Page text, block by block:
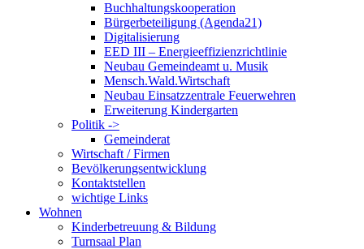
Buchhaltungskooperation
Bürgerbeteiligung (Agenda21)
Digitalisierung
EED III – Energieeffizienzrichtlinie
Neubau Gemeindeamt u. Musik
Mensch.Wald.Wirtschaft
Neubau Einsatzzentrale Feuerwehren
Erweiterung Kindergarten
Politik ->
Gemeinderat
Wirtschaft / Firmen
Bevölkerungsentwicklung
Kontaktstellen
wichtige Links
Wohnen
Kinderbetreuung & Bildung
Turnsaal Plan